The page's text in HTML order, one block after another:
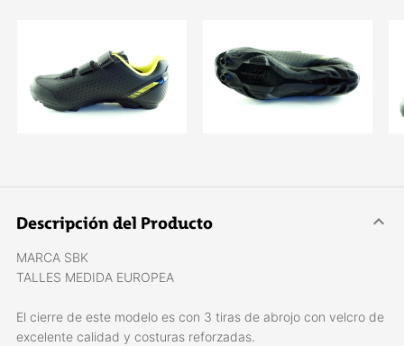
Descripción del Producto
MARCA SBK
TALLES MEDIDA EUROPEA
El cierre de este modelo es con 3 tiras de abrojo con velcro de
excelente calidad y costuras reforzadas.